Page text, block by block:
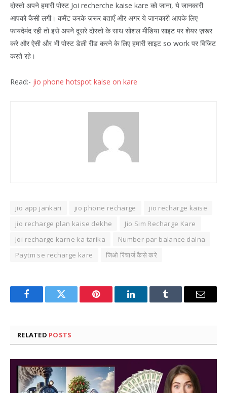
दोस्तो अपने हमारी पोस्ट Joi recherche kaise kare को जाना, ये जानकारी
आपको कैसी लगी। कमेंट करके ज़रूर बताएँ और अगर ये जानकारी आपके लिए
फायदेमंद रही तो इसे अपने दूसरे दोस्तो के साथ सोशल मीडिया साइट पर शेयर ज़रूर
करे और ऐसी और भी पोस्ट डेली रीड करने के लिए हमारी साइट so work पर विजिट
करते रहे।
Read:- jio phone hotspot kaise on kare
jio app jankari jio phone recharge
jio recharge kaise
jio recharge plan kaise dekhe
Jio Sim Recharge Kare
Joi recharge karne ka tarika
Number par balance dalna
Paytm se recharge kare
जिओ रिचार्ज कैसे करे
FacebookTwitter Pinterest LinkedInTumblr Email
RELATED POSTS